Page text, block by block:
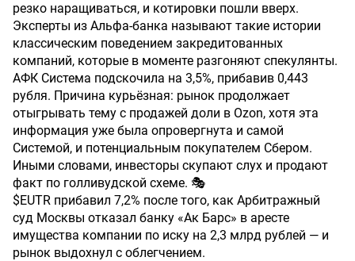
резко наращиваться, и котировки пошли вверх.
Эксперты из Альфа-банка называют такие истории
классическим поведением закредитованных
компаний, которые в моменте разгоняют спекулянты.
АФК Система подскочила на 3,5%, прибавив 0,443
рубля. Причина курьёзная: рынок продолжает
отыгрывать тему с продажей доли в Ozon, хотя эта
информация уже была опровергнута и самой
Системой, и потенциальным покупателем Сбером.
Иными словами, инвесторы скупают слух и продают
факт по голливудской схеме. 🎭
$EUTR прибавил 7,2% после того, как Арбитражный
суд Москвы отказал банку «Ак Барс» в аресте
имущества компании по иску на 2,3 млрд рублей — и
рынок выдохнул с облегчением.